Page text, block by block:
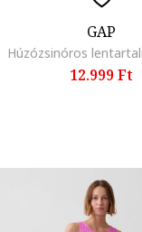
GAP
12.999 Ft